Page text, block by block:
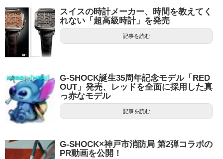
スイスの時計メーカー、時間を教えてく
れない「超高級時計」を発売
記事を読む
G-SHOCK誕生35周年記念モデル「RED
OUT」発売、レッドを全面に採用した真
っ赤なモデル
記事を読む
G-SHOCK×神戸市消防局 第2弾コラボの
PR動画を公開！